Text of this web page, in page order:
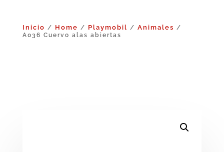
Inicio / Home / Playmobil / Animales /
A036 Cuervo alas abiertas